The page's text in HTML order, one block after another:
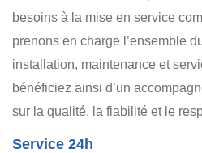
besoins à la mise en service
prenons en charge l’ensemble
installation, maintenance et
bénéficiez ainsi d’un
sur la qualité, la fiabilité et le
Service 24h